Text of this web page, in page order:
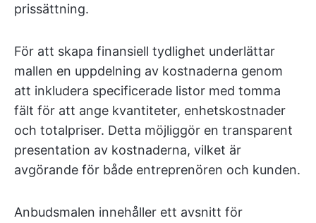
prissättning.
För att skapa finansiell tydlighet underlättar
mallen en uppdelning av kostnaderna genom
att inkludera specificerade listor med tomma
fält för att ange kvantiteter, enhetskostnader
och totalpriser. Detta möjliggör en transparent
presentation av kostnaderna, vilket är
avgörande för både entreprenören och kunden.
Anbudsmalen innehåller ett avsnitt för